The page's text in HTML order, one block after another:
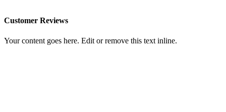
Customer Reviews
Your content goes here. Edit or remove this text inline.